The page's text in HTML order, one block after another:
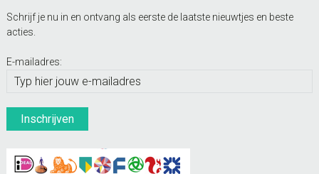
Schrijf je nu in en ontvang als eerste de laatste nieuwtjes en beste
acties.
E-mailadres: